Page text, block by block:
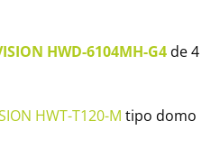
HWD-6104MH-G4de 4
HWT-T120-M tipo domo